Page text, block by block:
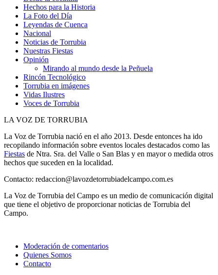
Hechos para la Historia
La Foto del Día
Leyendas de Cuenca
Nacional
Noticias de Torrubia
Nuestras Fiestas
Opinión
Mirando al mundo desde la Peñuela
Rincón Tecnológico
Torrubia en imágenes
Vidas Ilustres
Voces de Torrubia
LA VOZ DE TORRUBIA
La Voz de Torrubia nació en el año 2013. Desde entonces ha ido
recopilando información sobre eventos locales destacados como las
Fiestas de Ntra. Sra. del Valle o San Blas y en mayor o medida otros
hechos que suceden en la localidad.
Contacto: redaccion@lavozdetorrubiadelcampo.com.es
La Voz de Torrubia del Campo es un medio de comunicación digital
que tiene el objetivo de proporcionar noticias de Torrubia del
Campo.
Moderación de comentarios
Quienes Somos
Contacto